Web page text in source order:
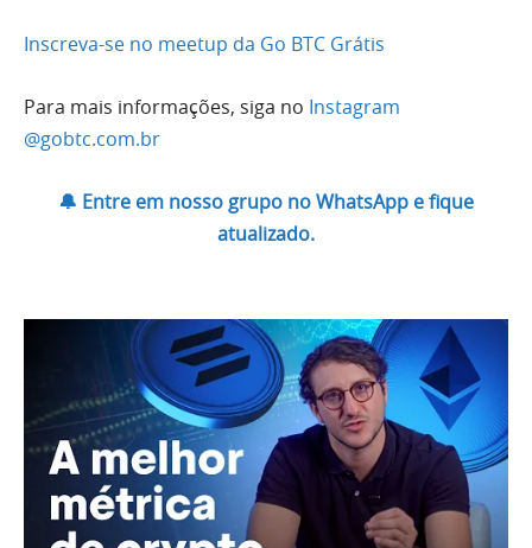
Inscreva-se no meetup da Go BTC Grátis
Para mais informações, siga no Instagram
@gobtc.com.br
🔔 Entre em nosso grupo no WhatsApp e fique
atualizado.